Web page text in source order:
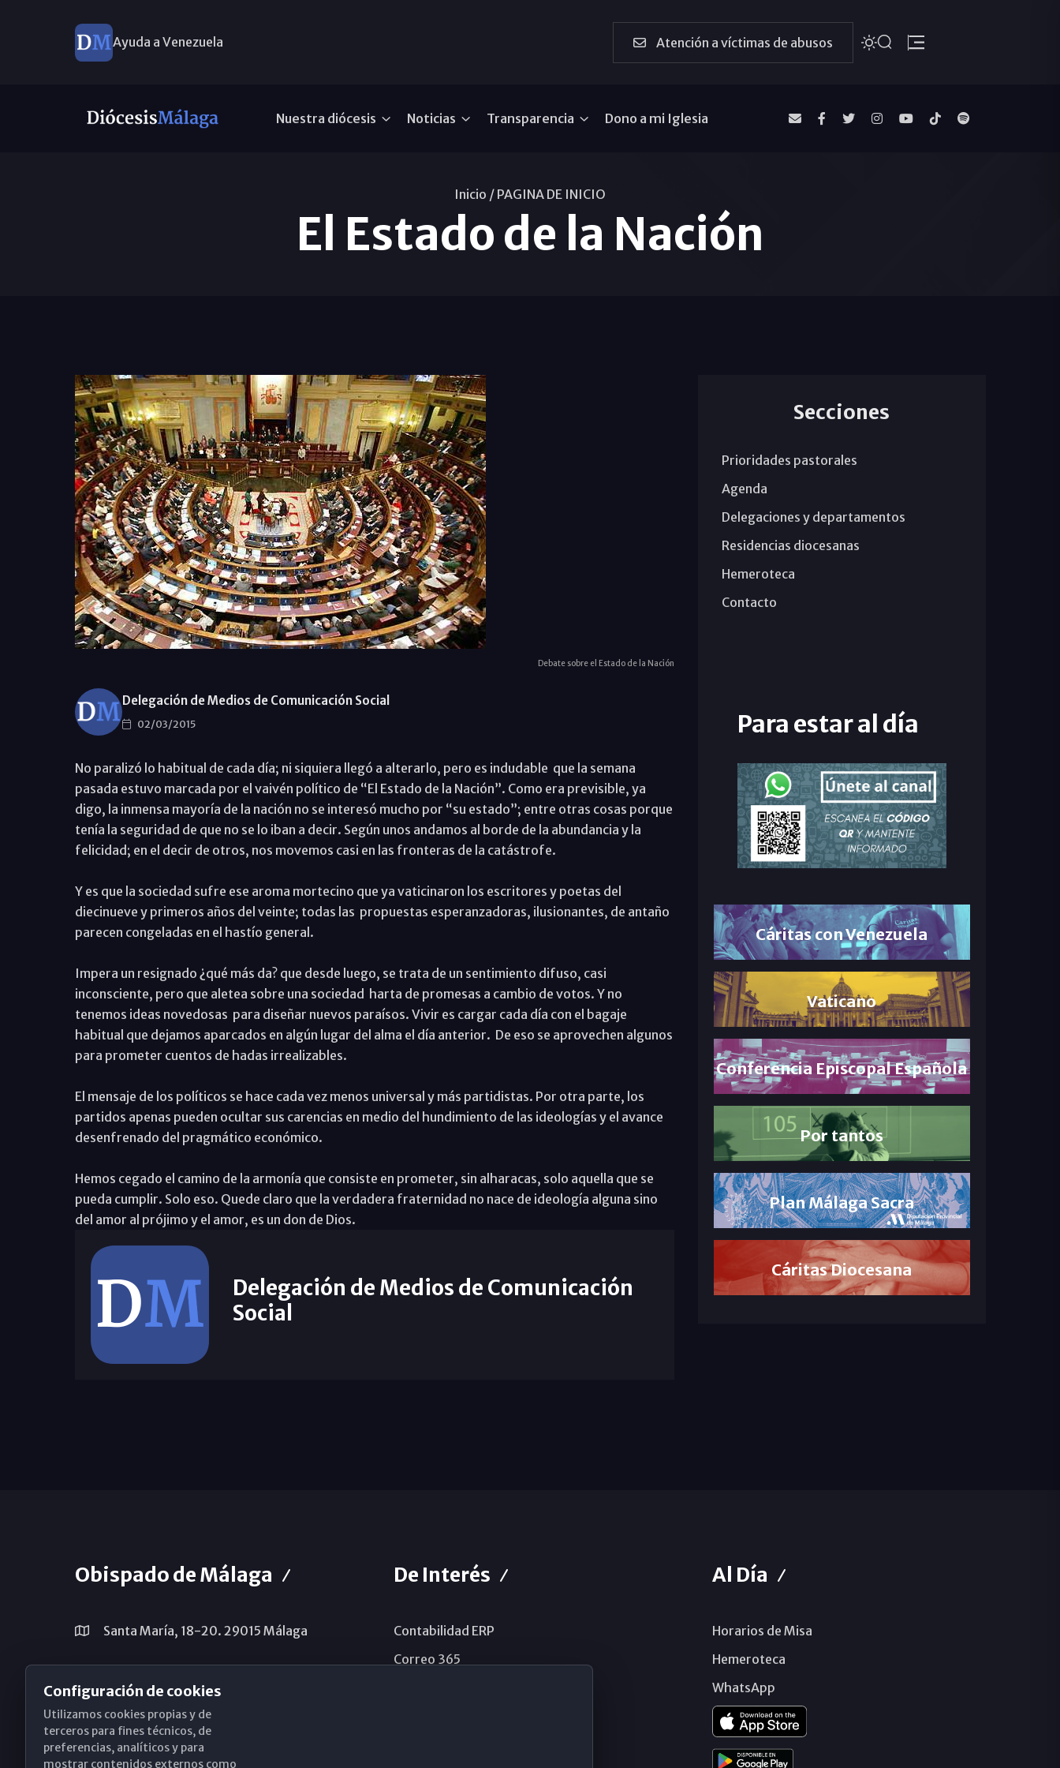
Ayuda a Venezuela Atención a víctimas de abusos
Nuestra diócesis Noticias Transparencia Dono a mi Iglesia
Inicio / PAGINA DE INICIO
El Estado de la Nación
Debate sobre el Estado de la Nación
Delegación de Medios de Comunicación Social
02/03/2015
No paralizó lo habitual de cada día; ni siquiera llegó a alterarlo, pero es indudable que la semana
pasada estuvo marcada por el vaivén político de “El Estado de la Nación”. Como era previsible, ya
digo, la inmensa mayoría de la nación no se interesó mucho por “su estado”; entre otras cosas porque
tenía la seguridad de que no se lo iban a decir. Según unos andamos al borde de la abundancia y la
felicidad; en el decir de otros, nos movemos casi en las fronteras de la catástrofe.
Y es que la sociedad sufre ese aroma mortecino que ya vaticinaron los escritores y poetas del
diecinueve y primeros años del veinte; todas las propuestas esperanzadoras, ilusionantes, de antaño
parecen congeladas en el hastío general.
Impera un resignado ¿qué más da? que desde luego, se trata de un sentimiento difuso, casi
inconsciente, pero que aletea sobre una sociedad harta de promesas a cambio de votos. Y no
tenemos ideas novedosas para diseñar nuevos paraísos. Vivir es cargar cada día con el bagaje
habitual que dejamos aparcados en algún lugar del alma el día anterior. De eso se aprovechen algunos
para prometer cuentos de hadas irrealizables.
El mensaje de los políticos se hace cada vez menos universal y más partidistas. Por otra parte, los
partidos apenas pueden ocultar sus carencias en medio del hundimiento de las ideologías y el avance
desenfrenado del pragmático económico.
Hemos cegado el camino de la armonía que consiste en prometer, sin alharacas, solo aquella que se
pueda cumplir. Solo eso. Quede claro que la verdadera fraternidad no nace de ideología alguna sino
del amor al prójimo y el amor, es un don de Dios.
Delegación de Medios de Comunicación
Social
Secciones
Prioridades pastorales
Agenda
Delegaciones y departamentos
Residencias diocesanas
Hemeroteca
Contacto
Para estar al día
Cáritas con Venezuela
Vaticano
Conferencia Episcopal Española
Por tantos
Plan Málaga Sacra
Cáritas Diocesana
Obispado de Málaga
Santa María, 18-20. 29015 Málaga
obispado@diocesismalaga.es
De Interés
Contabilidad ERP
Correo 365
Al Día
Horarios de Misa
Hemeroteca
WhatsApp
Configuración de cookies
Utilizamos cookies propias y de
terceros para fines técnicos, de
preferencias, analíticos y para
mostrar contenidos externos como